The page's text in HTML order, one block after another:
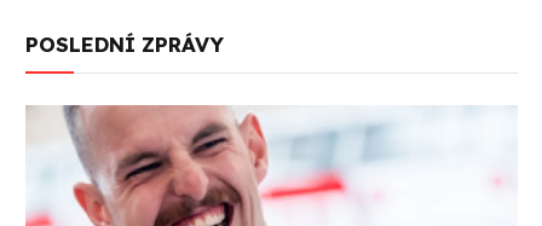
POSLEDNÍ ZPRÁVY